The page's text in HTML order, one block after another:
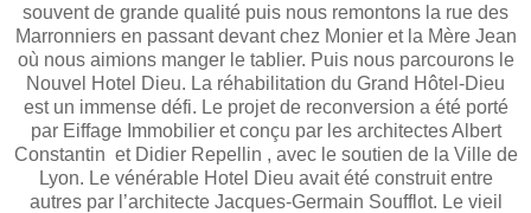
souvent de grande qualité puis nous remontons la rue des
Marronniers en passant devant chez Monier et la Mère Jean
où nous aimions manger le tablier. Puis nous parcourons le
Nouvel Hotel Dieu. La réhabilitation du Grand Hôtel-Dieu
est un immense défi. Le projet de reconversion a été porté
par Eiffage Immobilier et conçu par les architectes Albert
Constantin et Didier Repellin , avec le soutien de la Ville de
Lyon. Le vénérable Hotel Dieu avait été construit entre
autres par l’architecte Jacques-Germain Soufflot. Le vieil